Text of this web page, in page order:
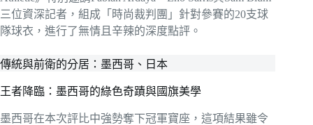
三位資深記者，組成「時尚裁判團」針對參賽的20支球
隊球衣，進行了無情且辛辣的深度點評。
傳統與前衛的分居：墨西哥、日本
王者降臨：墨西哥的綠色奇蹟與國旗美學
墨西哥在本次評比中強勢奪下冠軍寶座，這項結果雖令